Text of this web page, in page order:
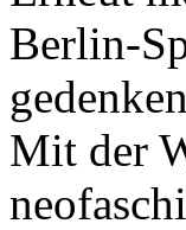
Berlin-
Mit der